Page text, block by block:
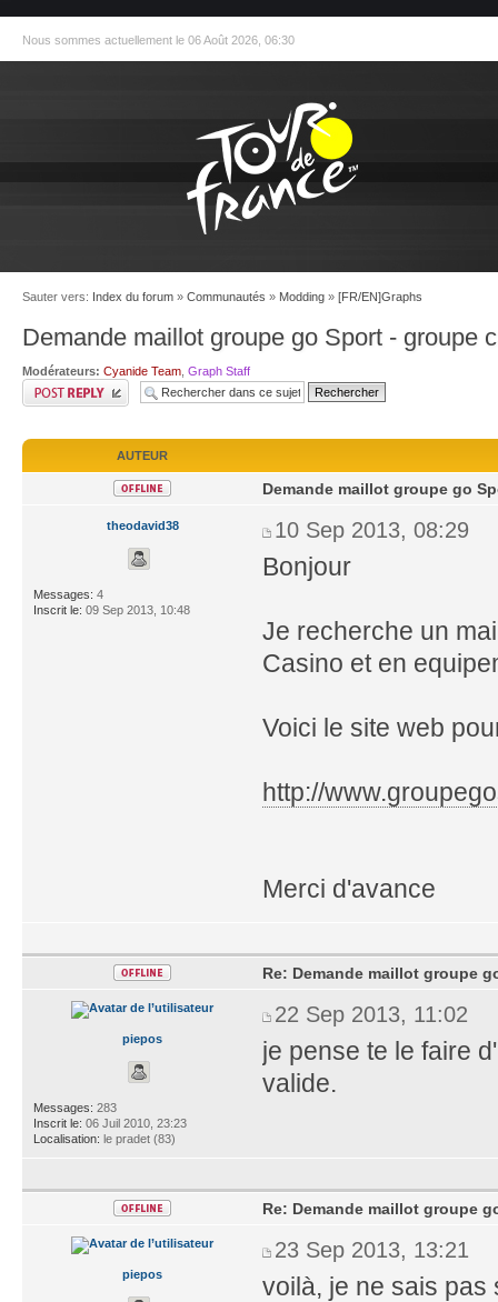
Nous sommes actuellement le 06 Août 2026, 06:30
Sauter vers: Index du forum » Communautés » Modding » [FR/EN]Graphs
Demande maillot groupe go Sport - groupe
Modérateurs: Cyanide Team Graph Staff
AUTEUR
theodavid38
Messages: 4
Inscrit le: 09 Sep 2013, 10:48
Demande maillot groupe go
10 Sep 2013, 08:29
Bonjour
Je recherche un
Casino et en
Voici le site web
http://
Merci d'avance
piepos
Messages: 283
Inscrit le: 06 Juil 2010, 23:23
Localisation: le pradet (83)
Re: Demande maillot groupe
22 Sep 2013, 11:02
je pense te le faire
valide.
piepos
Re: Demande maillot groupe
23 Sep 2013, 13:21
voilà, je ne sais pas